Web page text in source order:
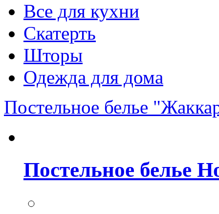
Все для кухни
Скатерть
Шторы
Одежда для дома
Постельное белье
Постельное белье